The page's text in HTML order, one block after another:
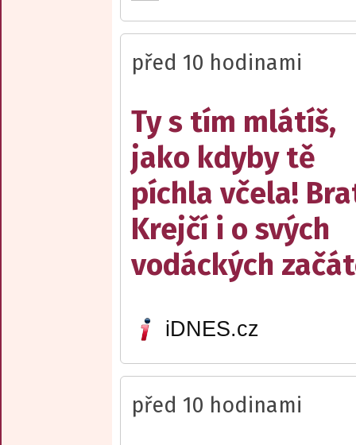
před 10 hodinami
Ty s tím mlátíš,
jako kdyby tě
píchla včela!
Krejčí i o svých
vodáckých
iDNES.cz
před 10 hodinami